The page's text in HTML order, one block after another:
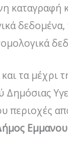
δεδομένα,
τα μέχρι
Δημόσιας
περιοχές